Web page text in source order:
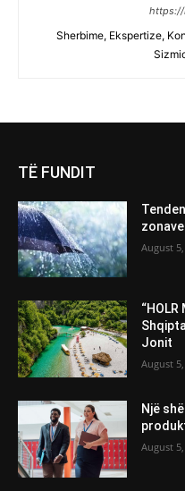
https://
Sherbime, Ekspertize,
TË FUNDIT
August
Jonit
August
Një
August